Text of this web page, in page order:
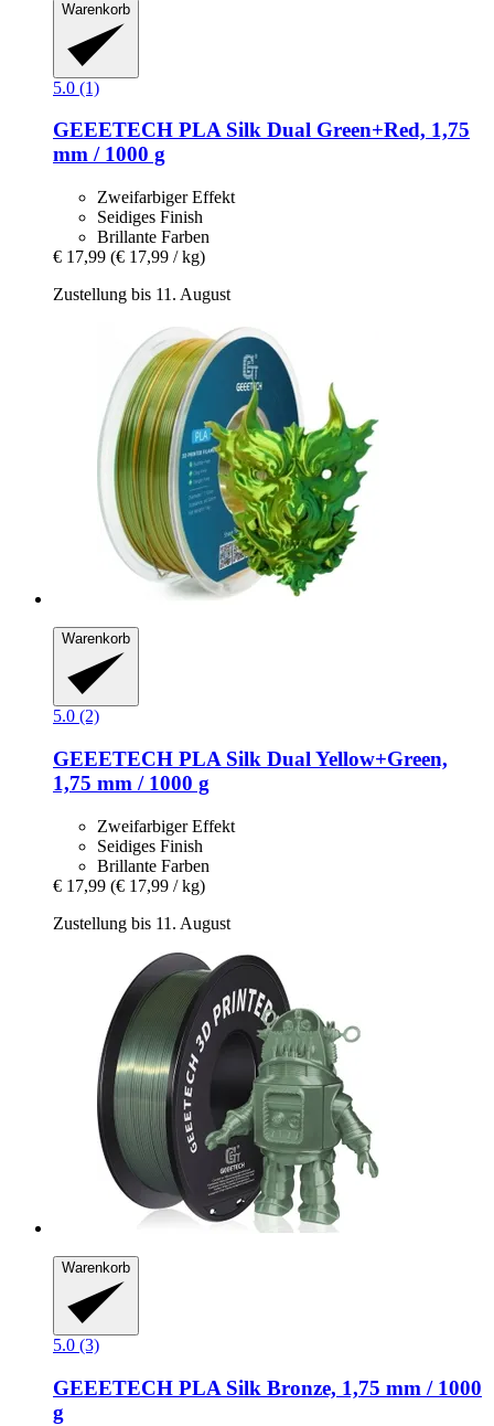
Warenkorb
5.0 (1)
GEEETECH PLA Silk Dual Green+Red, 1,75
mm / 1000 g
Zweifarbiger Effekt
Seidiges Finish
Brillante Farben
€ 17,99 (€ 17,99 / kg)
Zustellung bis 11. August
Warenkorb
5.0 (2)
GEEETECH PLA Silk Dual Yellow+Green,
1,75 mm / 1000 g
Zweifarbiger Effekt
Seidiges Finish
Brillante Farben
€ 17,99 (€ 17,99 / kg)
Zustellung bis 11. August
Warenkorb
5.0 (3)
GEEETECH PLA Silk Bronze, 1,75 mm / 1000
g